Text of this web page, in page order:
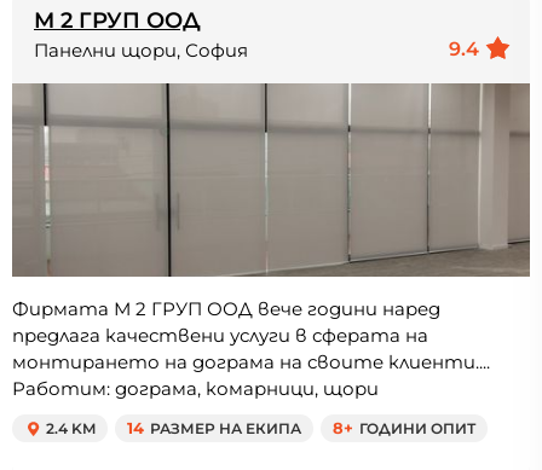
М 2 ГРУП ООД
9.4
Панелни щори, София
Фирмата М 2 ГРУП ООД вече години наред
предлага качествени услуги в сферата на
монтирането на дограма на своите клиенти....
Работим: дограма, комарници, щори
2.4 KM 14 РАЗМЕР НА ЕКИПА 8+ ГОДИНИ ОПИТ